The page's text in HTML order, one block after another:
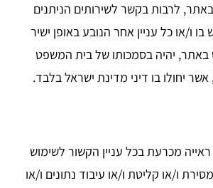
לרבות בקשר לשירותים הניתנים
ו/או כל עניין אחר הנובע באופן ישיר
באתר, יהיה בסמכותו של בית המשפט
יחולו בו דיני מדינת ישראל בלבד.
ראייה מכרעת בכל עניין הקשור לשימוש
ו/או קליטת ו/או עיבוד נתונים ו/או